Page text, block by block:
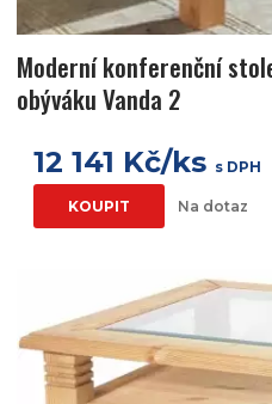
Moderní konferenční
obýváku Vanda 2
12 141 Kč/ks s DPH
KOUPIT Na dotaz